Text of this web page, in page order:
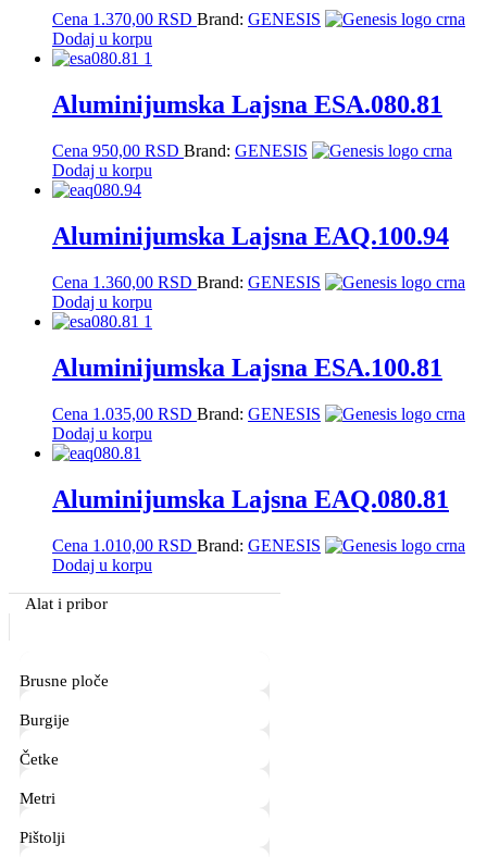
Cena 1.370,00 RSD Brand: GENESIS
Dodaj u korpu
Aluminijumska Lajsna ESA.080.81
Cena 950,00 RSD Brand: GENESIS
Dodaj u korpu
Aluminijumska Lajsna EAQ.100.94
Cena 1.360,00 RSD Brand: GENESIS
Dodaj u korpu
Aluminijumska Lajsna ESA.100.81
Cena 1.035,00 RSD Brand: GENESIS
Dodaj u korpu
Aluminijumska Lajsna EAQ.080.81
Cena 1.010,00 RSD Brand: GENESIS
Dodaj u korpu
Primary
Sidebar
Alat i pribor
Brusne ploče
Burgije
Četke
Metri
Pištolji